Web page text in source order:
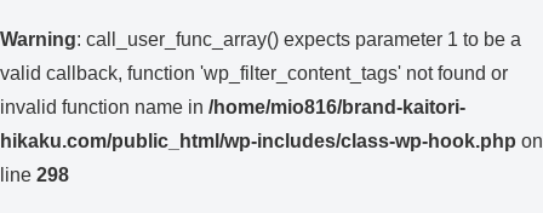
Warning: call_user_func_array() expects parameter 1 to be a
valid callback, function 'wp_filter_content_tags' not found or
invalid function name in /home/mio816/brand-kaitori-
hikaku.com/public_html/wp-includes/class-wp-hook.php on
line 298